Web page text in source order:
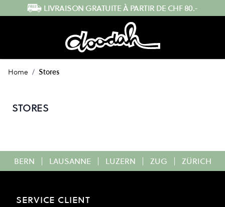
Skip to ContentLIVRAISON GRATUITE À PARTIR DE CHF 80.-
Home / Stores
STORES
BERN | LAUSANNE | LUZERN | ZUG | ZÜRICH
SERVICE CLIENT